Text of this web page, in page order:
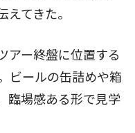
てきた。
アー終盤に位置する
ビールの缶詰めや箱
臨場感ある形で見学